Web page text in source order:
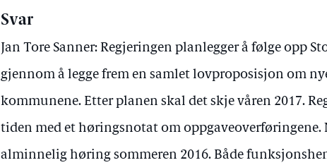
Svar
Jan Tore Sanner: Regjeringen planlegger å følge opp
gjennom å legge frem en samlet lovproposisjon om
kommunene. Etter planen skal det skje våren 2017.
tiden med et høringsnotat om
alminnelig høring sommeren 2016. Både